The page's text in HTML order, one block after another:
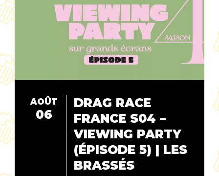
AOÛT
06
DRAG RACE
FRANCE S04 –
VIEWING PARTY
(ÉPISODE 5) | LES
BRASSÉS